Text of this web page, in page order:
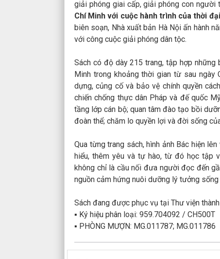
giải phóng giai cấp, giải phóng con người
Chí Minh với cuộc hành trình của thời
biên soạn, Nhà xuất bản Hà Nội ấn hành
với công cuộc giải phóng dân tộc.
Sách có độ dày 215 trang, tập hợp những
Minh trong khoảng thời gian từ sau ngày
dựng, củng cố và bảo vệ chính quyền
chiến chống thực dân Pháp và đế quốc
tầng lớp cán bộ; quan tâm đào tạo bồi
đoàn thể; chăm lo quyền lợi và đời sống
Qua từng trang sách, hình ảnh Bác hiện
hiểu, thêm yêu và tự hào, từ đó học tập
không chỉ là cầu nối đưa người đọc đến
nguồn cảm hứng nuôi dưỡng lý tưởng
Sách đang được phục vụ tại Thư viện
▪ Ký hiệu phân loại: 959.704092 / CH500T
▪ PHÒNG MƯỢN: MG.011787; MG.011786